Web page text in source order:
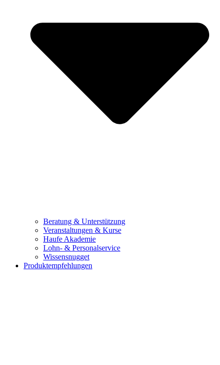
Beratung & Unterstützung
Veranstaltungen & Kurse
Haufe Akademie
Lohn- & Personalservice
Wissensnugget
Produktempfehlungen